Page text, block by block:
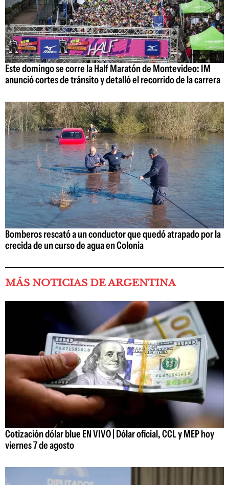
Este domingo se corre la Half Maratón de Montevideo: IM
anunció cortes de tránsito y detalló el recorrido de la carrera
Bomberos rescató a un conductor que quedó atrapado por la
crecida de un curso de agua en Colonia
MÁS NOTICIAS DE ARGENTINA
Cotización dólar blue EN VIVO | Dólar oficial, CCL y MEP hoy
viernes 7 de agosto